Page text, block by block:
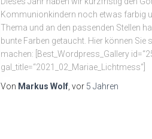
Kommunionkindern noch etwas farbig
Thema und an den passenden Stellen
bunte Farben getaucht. Hier können Sie
machen: [Best_Wordpress_Gallery
gal_title=“2021_02_Mariae_Lichtmess“]
Von Markus Wolf, vor 5 Jahren